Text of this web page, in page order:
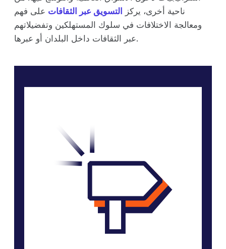
ناحية أخرى، يركز التسويق عبر الثقافات على فهم
ومعالجة الاختلافات في سلوك المستهلكين وتفضيلاتهم
عبر الثقافات داخل البلدان أو عبرها.